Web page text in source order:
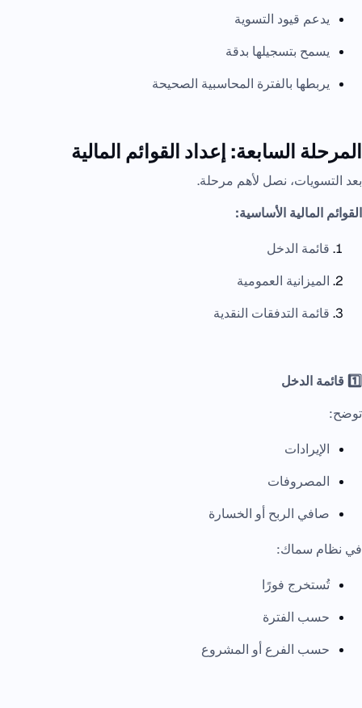
يدعم قيود التسوية
يسمح بتسجيلها بدقة
يربطها بالفترة المحاسبية الصحيحة
المرحلة السابعة: إعداد القوائم المالية
بعد التسويات، نصل لأهم مرحلة.
القوائم المالية الأساسية:
قائمة الدخل
الميزانية العمومية
قائمة التدفقات النقدية
1️⃣ قائمة الدخل
توضح:
الإيرادات
المصروفات
صافي الربح أو الخسارة
في نظام سماك:
تُستخرج فورًا
حسب الفترة
حسب الفرع أو المشروع